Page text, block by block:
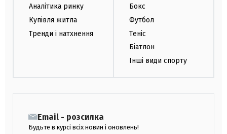
Аналітика ринку
Купівля житла
Тренди і натхнення
Бокс
Футбол
Теніс
Біатлон
Інші види спорту
Email - розсилка
Будьте в курсі всіх новин і оновлень!